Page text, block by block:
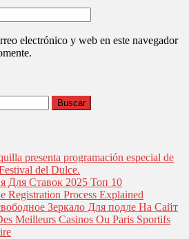
electrónico y web en este navegador
presenta programación especial de
del Dulce.
Для Ставок 2025 Топ 10
Registration Process Explained
Зеркало Для подле На Сайт
Meilleurs Casinos Ou Paris Sportifs